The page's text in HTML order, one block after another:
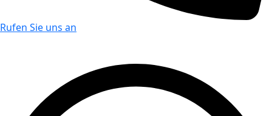
Rufen Sie uns an